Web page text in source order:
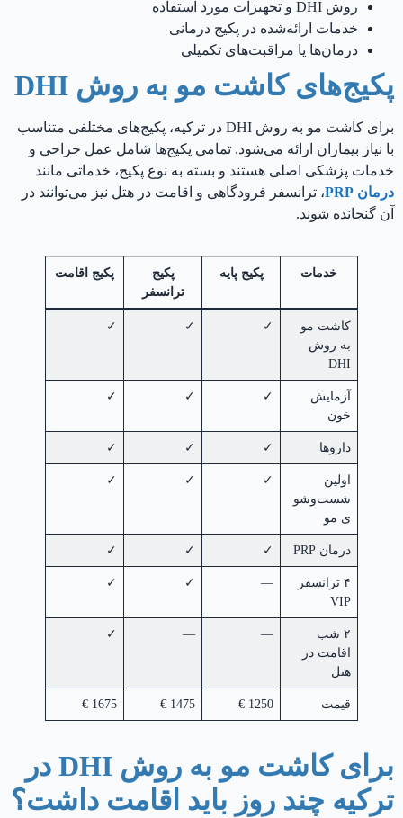
روش DHI و تجهیزات مورد استفاده
خدمات ارائه‌شده در پکیج درمانی
درمان‌ها یا مراقبت‌های تکمیلی
پکیج‌های کاشت مو به روش DHI
برای کاشت مو به روش DHI در ترکیه، پکیج‌های مختلفی متناسب
با نیاز بیماران ارائه می‌شود. تمامی پکیج‌ها شامل عمل جراحی و
خدمات پزشکی اصلی هستند و بسته به نوع پکیج، خدماتی مانند
درمان PRP
، ترانسفر فرودگاهی و اقامت در هتل نیز می‌توانند در
آن گنجانده شوند.
خدمات پکیج پایه
پکیج
ترانسفر
پکیج اقامت
کاشت مو
به روش
DHI
✓
✓
✓
آزمایش
خون
✓
✓
✓
داروها ✓
✓
✓
اولین
شست‌وشو
ی مو
✓
✓
✓
درمان PRP ✓
✓
✓
۴ ترانسفر
VIP
—
✓
✓
۲ شب
اقامت در
هتل
—
—
✓
قیمت 1250 €
1475 €
1675 €
برای کاشت مو به روش DHI در
ترکیه چند روز باید اقامت داشت؟